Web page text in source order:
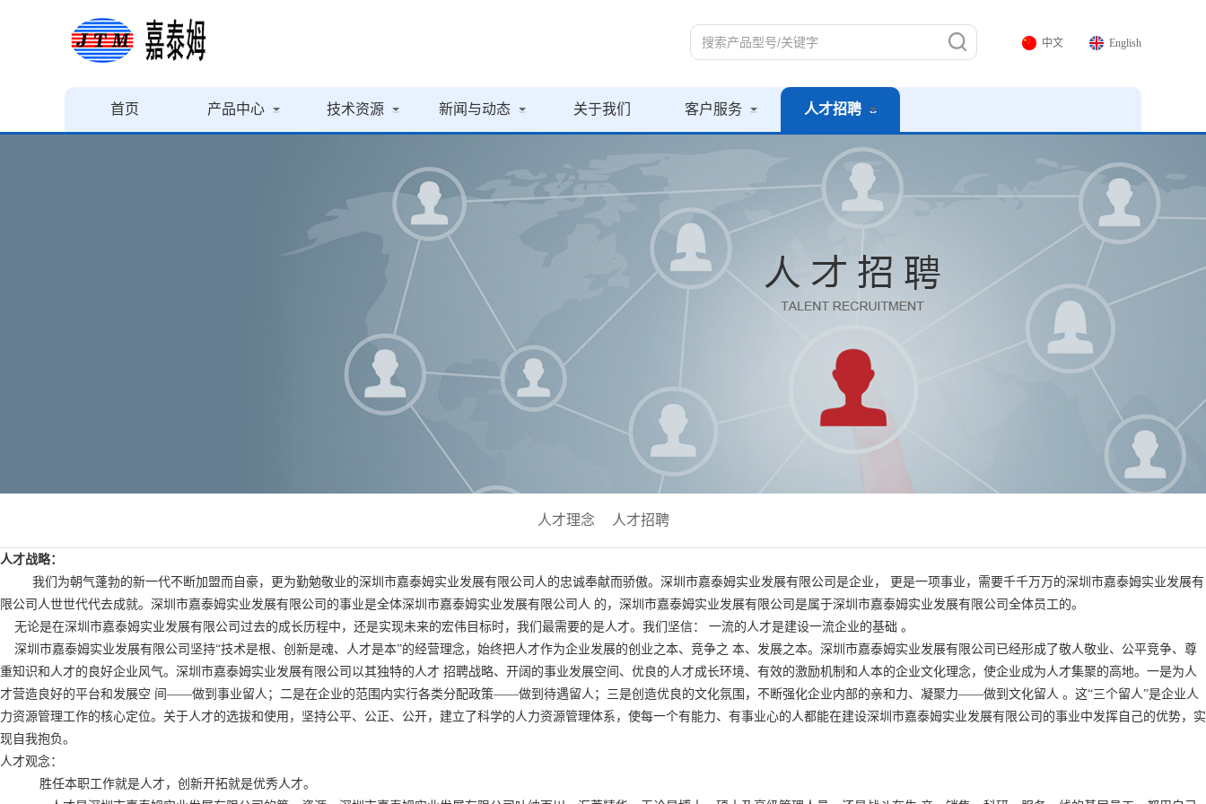
中文 English
首页 产品中心 技术资源 新闻与动态 关于我们 客户服务 人才招聘
人才理念 人才招聘
人才战略：
我们为朝气蓬勃的新一代不断加盟而自豪，更为勤勉敬业的深圳市嘉泰姆实业发展有限公司人的忠诚奉献而骄傲。深圳市嘉泰姆实业发展有限公司是企业， 更是一项事业，需要千千万万的深圳市嘉泰姆实业发展有
限公司人世世代代去成就。深圳市嘉泰姆实业发展有限公司的事业是全体深圳市嘉泰姆实业发展有限公司人 的，深圳市嘉泰姆实业发展有限公司是属于深圳市嘉泰姆实业发展有限公司全体员工的。
无论是在深圳市嘉泰姆实业发展有限公司过去的成长历程中，还是实现未来的宏伟目标时，我们最需要的是人才。我们坚信： 一流的人才是建设一流企业的基础 。
深圳市嘉泰姆实业发展有限公司坚持“技术是根、创新是魂、人才是本”的经营理念，始终把人才作为企业发展的创业之本、竞争之 本、发展之本。深圳市嘉泰姆实业发展有限公司已经形成了敬人敬业、公平竞争、尊
重知识和人才的良好企业风气。深圳市嘉泰姆实业发展有限公司以其独特的人才 招聘战略、开阔的事业发展空间、优良的人才成长环境、有效的激励机制和人本的企业文化理念，使企业成为人才集聚的高地。一是为人
才营造良好的平台和发展空 间——做到事业留人；二是在企业的范围内实行各类分配政策——做到待遇留人；三是创造优良的文化氛围，不断强化企业内部的亲和力、凝聚力——做到文化留人 。这“三个留人”是企业人
力资源管理工作的核心定位。关于人才的选拔和使用，坚持公平、公正、公开，建立了科学的人力资源管理体系，使每一个有能力、有事业心的人都能在建设深圳市嘉泰姆实业发展有限公司的事业中发挥自己的优势，实
现自我抱负。
人才观念：
胜任本职工作就是人才，创新开拓就是优秀人才。